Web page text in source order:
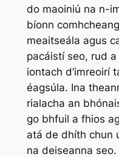
do maoiniú na n-
bíonn
meaitseála agus
pacáistí seo, rud
iontach d’imreoirí
éagsúla. Ina
rialacha an
go bhfuil a fhios
atá de dhíth chun
na deiseanna